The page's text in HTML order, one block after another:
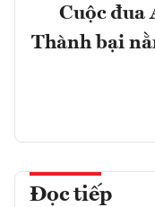
Cuộc đua
Thành bại
Đọc tiếp